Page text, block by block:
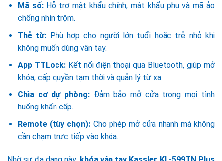
Mã số:Hỗ trợ mật khẩu chính, mật khẩu phụ và mã ảo
chống nhìn trộm.
Thẻ từ: Phù hợp cho người lớn tuổi hoặc trẻ nhỏ khi
không muốn dùng vân tay.
App TTLock:Kết nối điện thoại qua Bluetooth, giúp mở
khóa, cấp quyền tạm thời và quản lý từ xa.
Chìa cơ dự phòng: Đảm bảo mở cửa trong mọi tình
huống khẩn cấp.
Remote (tùy chọn): Cho phép mở cửa nhanh mà không
cần chạm trực tiếp vào khóa.
Nhờ sự đa dạng này, khóa vân tay Kassler KL-599TN Plus